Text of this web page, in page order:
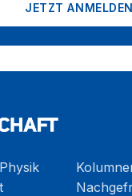
JETZT ANMELDEN